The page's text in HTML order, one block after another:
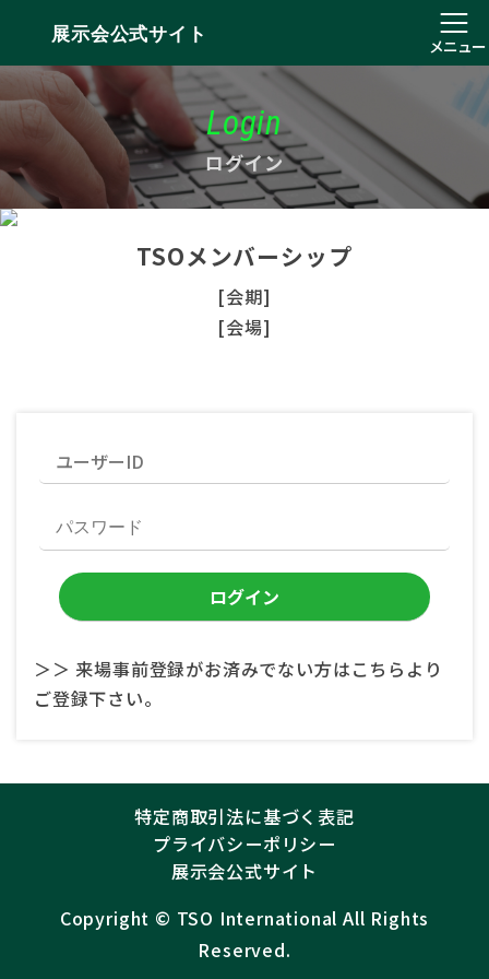
展示会公式サイト
メニュー
Login
ログイン
TSOメンバーシップ
[会期]
[会場]
＞＞ 来場事前登録がお済みでない方はこちらより
ご登録下さい。
特定商取引法に基づく表記
プライバシーポリシー
展示会公式サイト
Copyright ©︎ TSO International All Rights
Reserved.